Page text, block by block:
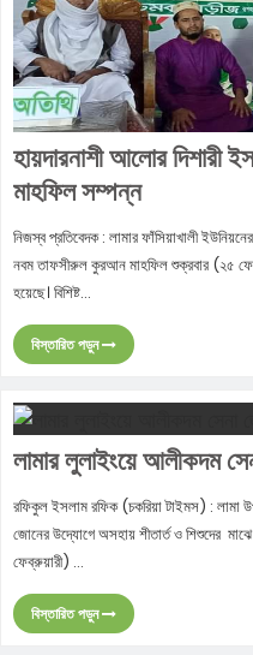
হায়দারনাশী আলোর
মাহফিল সম্পন্ন
নিজস্ব প্রতিবেদক : লামার ফাঁসিয়াখালী
নবম তাফসীরুল কুরআন মাহফিল শুক্রবার (২৫
হয়েছে। বিশিষ্ট...
বিস্তারিত পড়ুন
লামার লুলাইংয়ে আলীকদম
রফিকুল ইসলাম রফিক (চকরিয়া টাইমস) : লামা
জোনের উদ্যোগে অসহায় শীতার্ত ও শিশুদের মাঝে
ফেব্রুয়ারী) ...
বিস্তারিত পড়ুন